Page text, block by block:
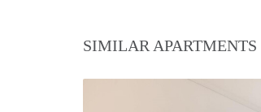
SIMILAR APARTMENTS